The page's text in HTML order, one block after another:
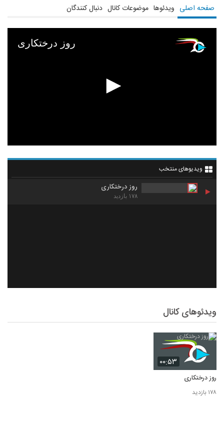
صفحه اصلی ویدئوها موضوعات کانال دنبال کنندگان
روز درختکاری
ویدیوهای منتخب
روز درختکاری
۱۷۸ بازدید
ویدئوهای کانال
۰۰:۵۳
روز درختکاری
۱۷۸ بازدید